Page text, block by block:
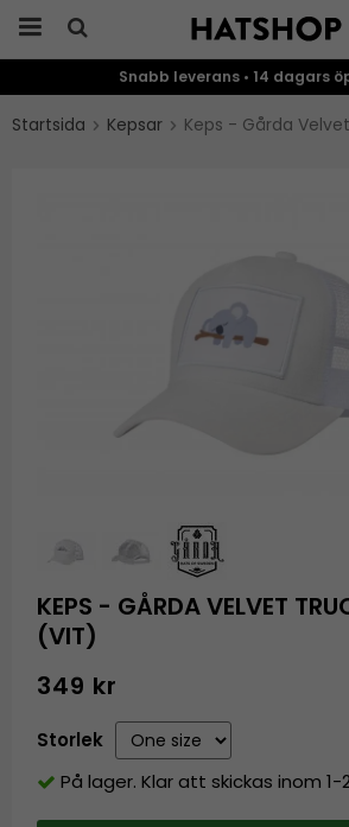
Snabb leverans • 14 dagars
Startsida Kepsar Keps - Gårda
KEPS - GÅRDA VELVET
(VIT)
349 kr
Storlek
På lager. Klar att skickas inom